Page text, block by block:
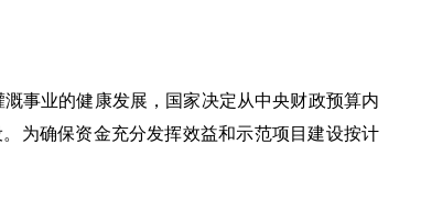
事业的健康发展，国家决定从中央财政预算内
为确保资金充分发挥效益和示范项目建设按计